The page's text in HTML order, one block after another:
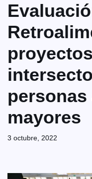
proyectos
mayores
3 octubre, 2022